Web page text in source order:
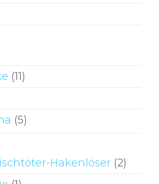
(11)
(5)
Hakenlöser (2)